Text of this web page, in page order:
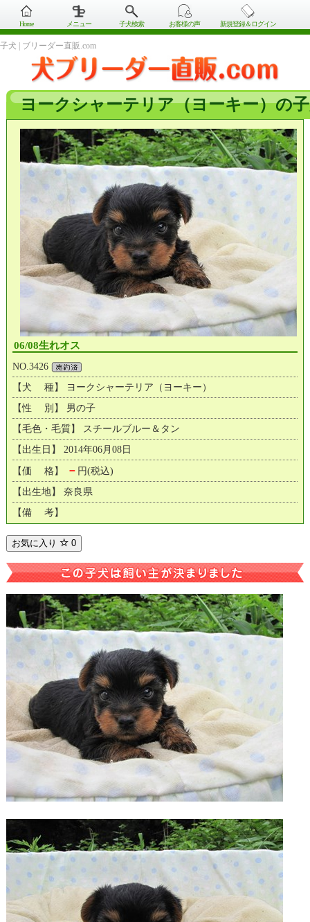
Home メニュー 子犬検索 お客様の声 新規登録＆ログイン
子犬 | ブリーダー直販.com
ヨークシャーテリア（ヨーキー）の
06/08生れオス
NO.3426
【犬 種】 ヨークシャーテリア（ヨーキー）
【性 別】 男の子
【毛色・毛質】 スチールブルー＆タン
【出生日】 2014年06月08日
【価 格】 － 円(税込)
【出生地】 奈良県
【備 考】
お気に入り 0